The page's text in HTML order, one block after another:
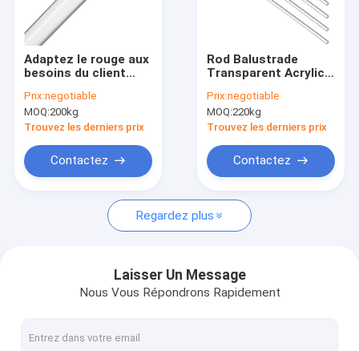
Visite d'usine
Demandez une citation
Feuille acrylique claire
Feuille d'acrylique de couleur
Tubes acryliques Rods
Feuille acrylique d'aquarium
Adaptez le rouge aux
besoins du client
pourpre foncé
orange en plastique
acrylique clair de
Prix:negotiable
MOQ:200kg
Trouvez les derniers prix
Contactez
Rod Balustrade
Transparent Acrylic
6mm 10mm 20mm
Prix:negotiable
MOQ:220kg
Trouvez les derniers prix
Contactez
Regardez plus
Laisser Un Message
Nous Vous Répondrons Rapidement